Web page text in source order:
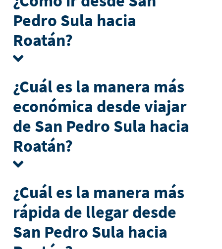
Pedro Sula hacia
Roatán?
¿Cuál es la manera más
económica desde viajar
de San Pedro Sula hacia
Roatán?
¿Cuál es la manera más
rápida de llegar desde
San Pedro Sula hacia